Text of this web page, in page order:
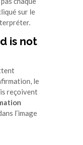
sur le
is not
le
reçoivent
l’image